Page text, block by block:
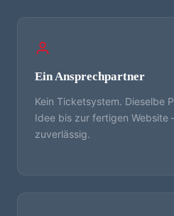
Ein Ansprechpartner
Kein Ticketsystem. Dieselbe
Idee bis zur fertigen
zuverlässig.